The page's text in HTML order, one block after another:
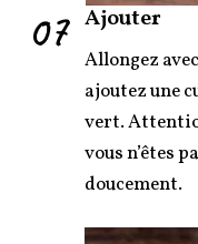
07 Ajouter
Allongez
ajoutez une
vert.
vous n’êtes
doucement.